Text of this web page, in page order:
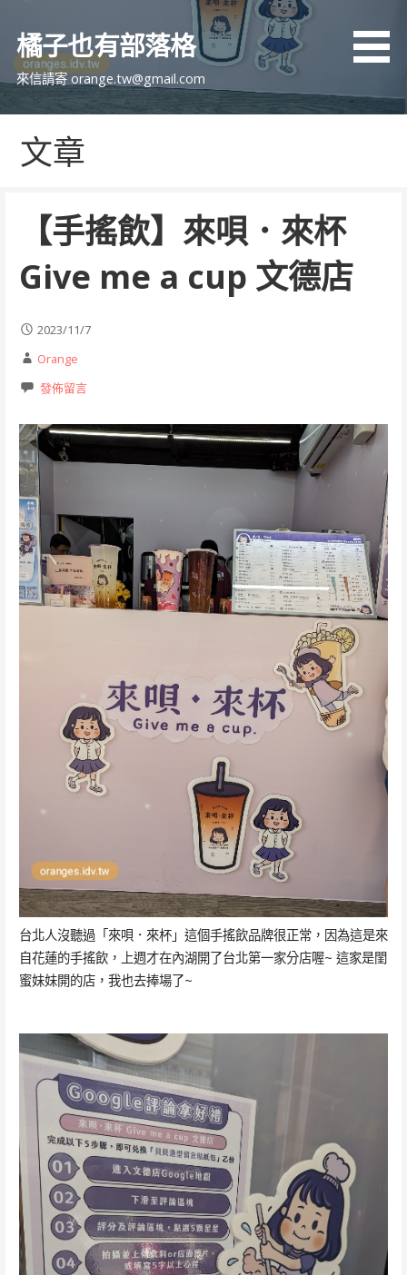
要
橘子也有部落格
來信請寄 orange.tw@gmail.com
文章
【手搖飲】來唄．來杯
Give me a cup 文德店
2023/11/7
Orange
發佈留言
台北人沒聽過「來唄．來杯」這個手搖飲品牌很正常，因為這是來
自花蓮的手搖飲，上週才在內湖開了台北第一家分店喔~ 這家是閨
蜜妹妹開的店，我也去捧場了~